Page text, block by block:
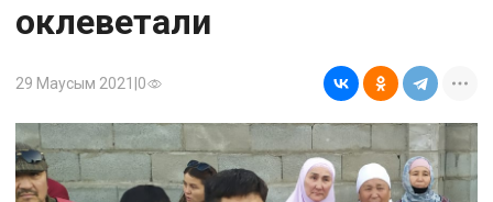
оклеветали
29 Маусым 2021 0